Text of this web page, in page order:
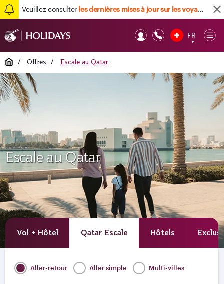
Veuillez consulter les dernières mises à jour sur les voyages ici
FR
▼
Home / Offres / Escale au Qatar
Escale au Qatar
Vol + Hôtel Qatar Escale Hôtels
Aller-retour Aller simple Multi-villes